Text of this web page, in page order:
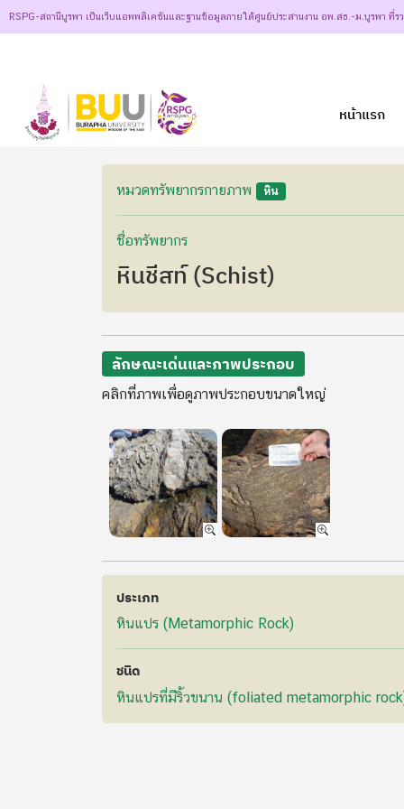
RSPG-สถานีบูรพา เป็นเว็บแอพพลิเคชันและฐานข้อมูลภายใต้ศูนย์ประสานงาน อพ.สธ.-ม.บูรพา ที่
หน้าแรก
หมวดทรัพยากรกายภาพ หิน
ชื่อทรัพยากร
หินชีสท์ (Schist)
ลักษณะเด่นและภาพประกอบ
คลิกที่ภาพเพื่อดูภาพประกอบขนาดใหญ่
ประเภท
หินแปร (Metamorphic Rock)
ชนิด
หินแปรที่มีริ้วขนาน (foliated metamorphic